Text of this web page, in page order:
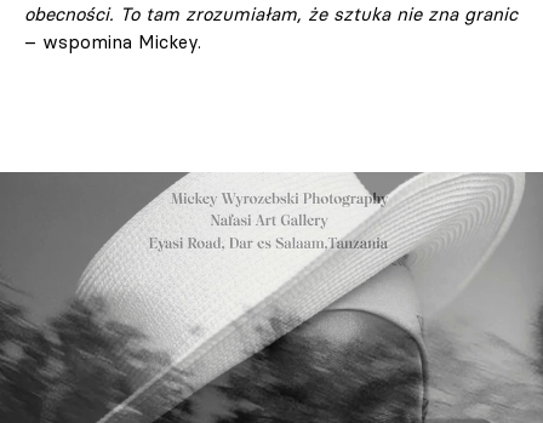
obecności. To tam zrozumiałam, że sztuka nie zna granic
– wspomina Mickey.